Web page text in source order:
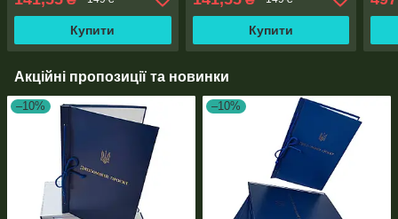
корінець (1 шт)
Купити
(20мм) (1 шт)
Купити
Акційні пропозиції та новинки
–10% –10%